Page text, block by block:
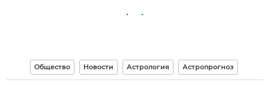
Общество Новости Астрология Астропрогноз